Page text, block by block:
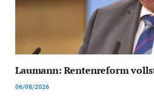
Laumann: Rentenreform
06/08/2026